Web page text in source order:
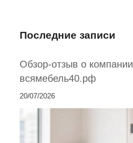
Последние записи
Обзор-отзыв о компании
всямебель40.рф
20/07/2026